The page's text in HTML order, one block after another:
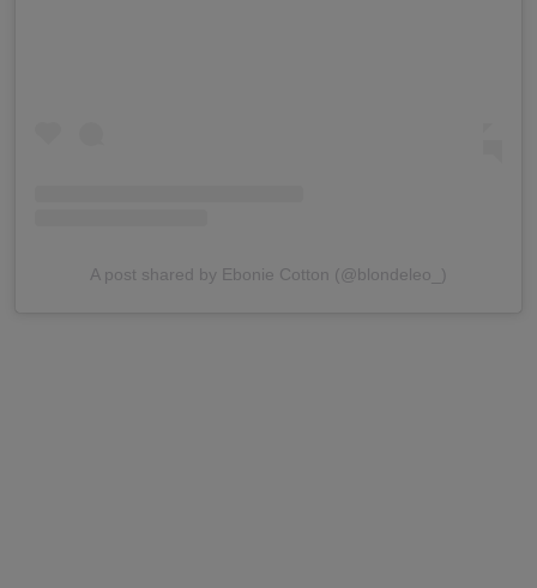
A post shared by Ebonie Cotton (@blondeleo_)